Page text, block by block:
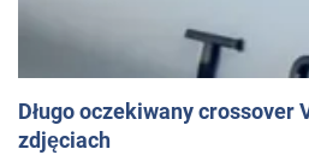
Długo oczekiwany crossover
zdjęciach